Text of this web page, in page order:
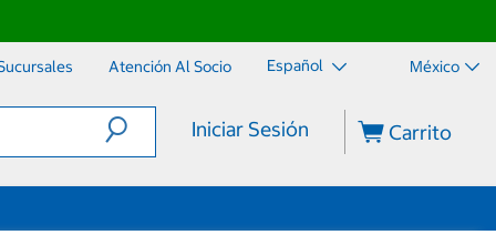
Atención Al Socio Español México
Iniciar Sesión Carrito